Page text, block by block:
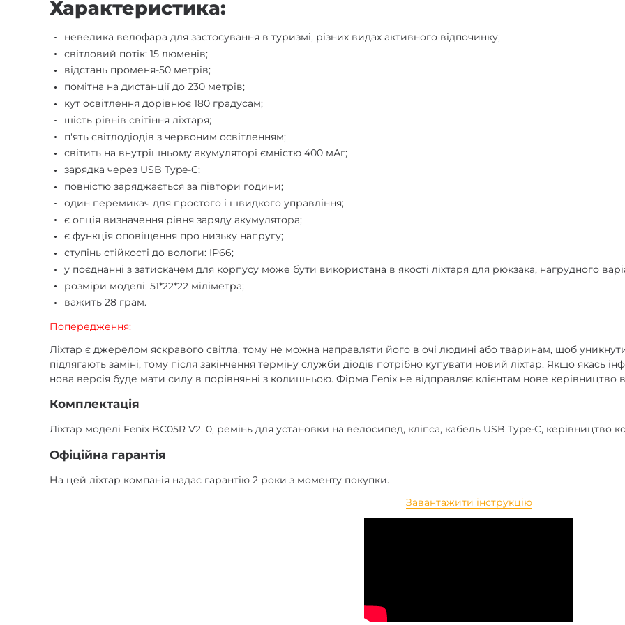
Характеристика:
невелика велофара для застосування в туризмі, різних видах активного відпочинку;
світловий потік: 15 люменів;
відстань променя-50 метрів;
помітна на дистанції до 230 метрів;
кут освітлення дорівнює 180 градусам;
шість рівнів світіння ліхтаря;
п'ять світлодіодів з червоним освітленням;
світить на внутрішньому акумуляторі ємністю 400 мАг;
зарядка через USB Type-C;
повністю заряджається за півтори години;
один перемикач для простого і швидкого управління;
є опція визначення рівня заряду акумулятора;
є функція оповіщення про низьку напругу;
ступінь стійкості до вологи: IP66;
у поєднанні з затискачем для корпусу може бути використана в якості ліхтаря для рюкзака, нагрудного
розміри моделі: 51*22*22 міліметра;
важить 28 грам.
Попередження:
Ліхтар є джерелом яскравого світла, тому не можна направляти його в очі людині або тваринам, щоб
підлягають заміні, тому після закінчення терміну служби діодів потрібно купувати новий ліхтар. Якщо якась
нова версія буде мати силу в порівнянні з колишньою. Фірма Fenix не відправляє клієнтам нове керівництво в
Комплектація
Ліхтар моделі Fenix BC05R V2. 0, ремінь для установки на велосипед, кліпса, кабель USB Type-C, керівництво
Офіційна гарантія
На цей ліхтар компанія надає гарантію 2 роки з моменту покупки.
Завантажити інструкцію